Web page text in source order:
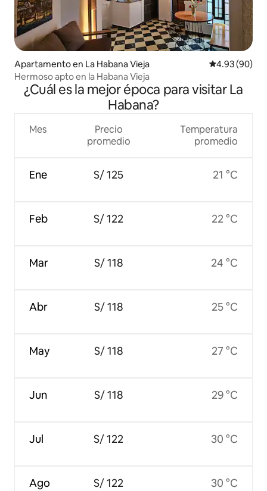
Apartamento en La Habana Vieja Calificación
4.93 (90)
Hermoso apto en la Habana Vieja
¿Cuál es la mejor época para visitar La
Habana?
Mes
Ene
Feb
Mar
Abr
May
Jun
Jul
Ago
Precio
promedio
S/ 125
S/ 122
S/ 118
S/ 118
S/ 118
S/ 118
S/ 122
S/ 122
Temperatura
promedio
21 °C
22 °C
24 °C
25 °C
27 °C
29 °C
30 °C
30 °C